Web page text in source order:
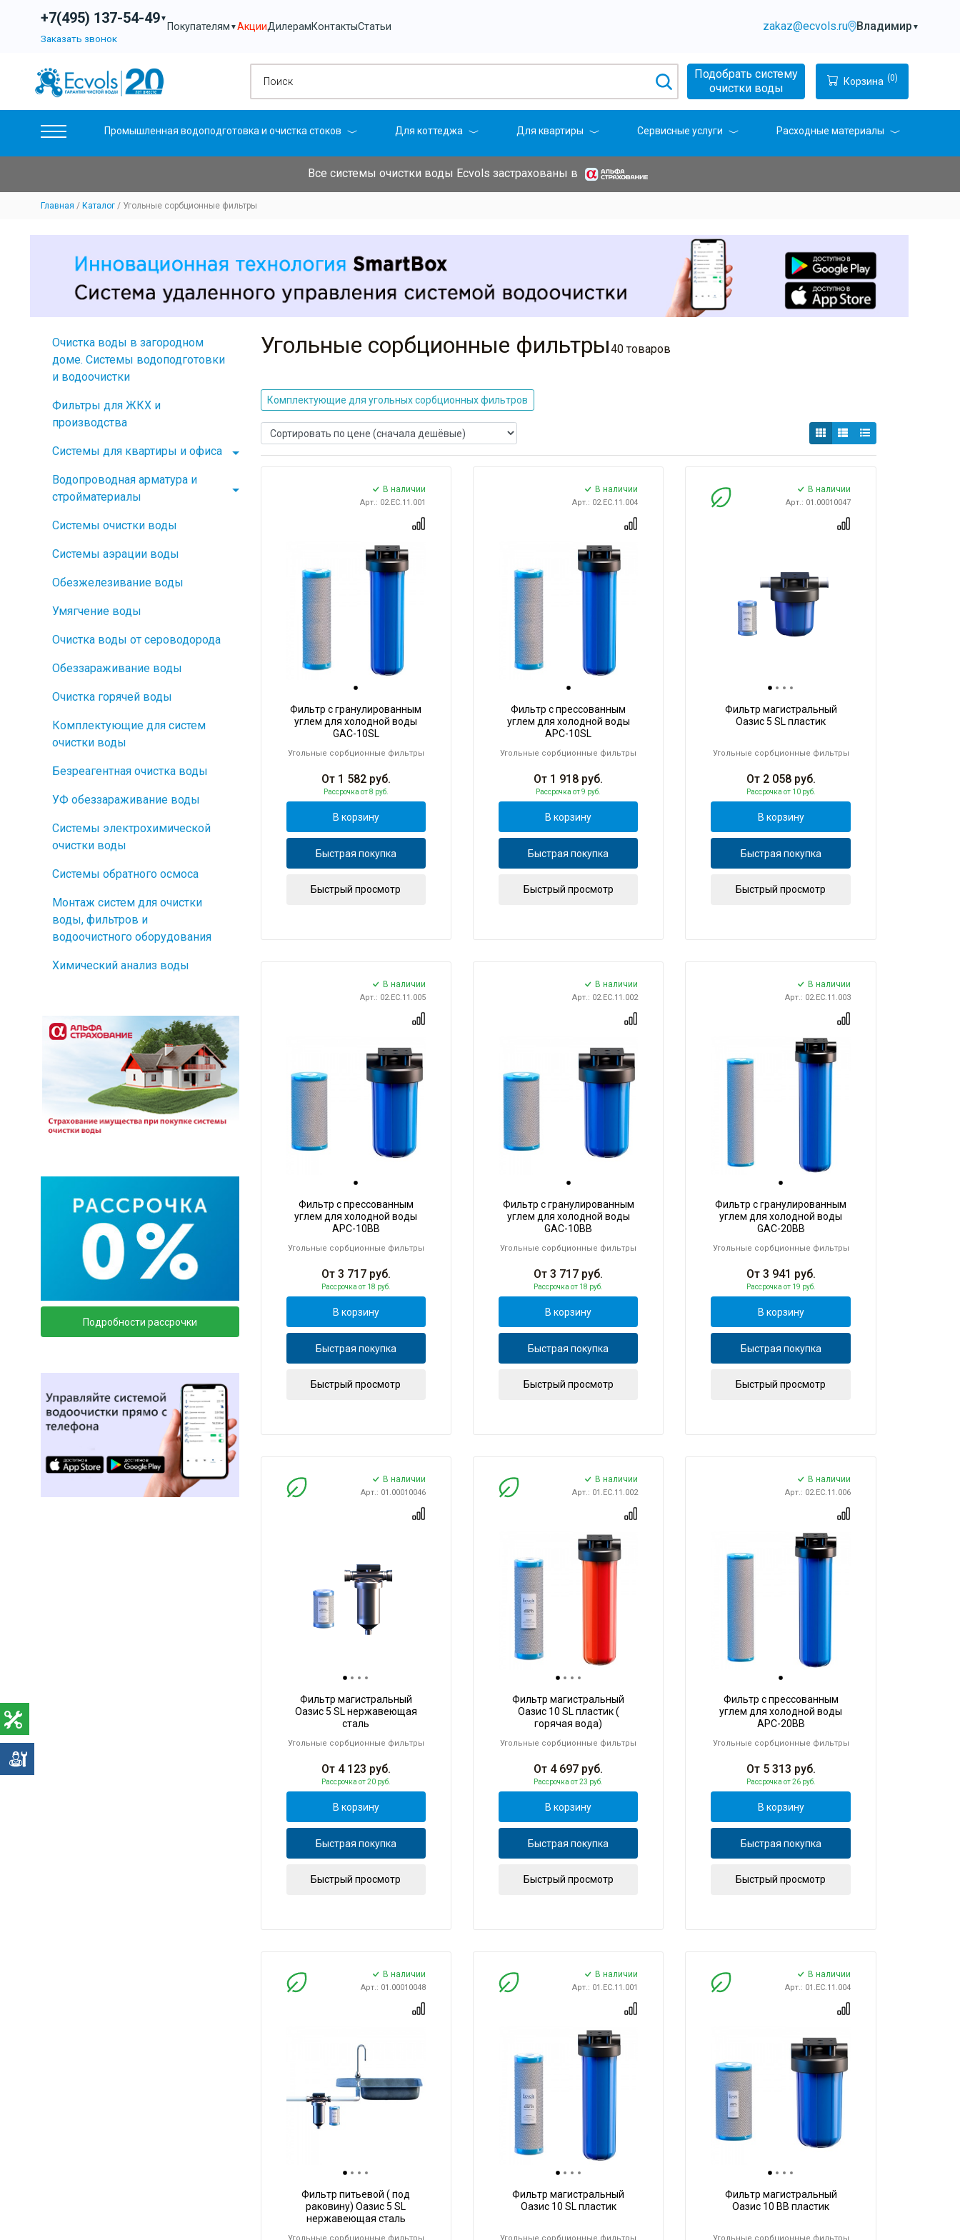
+7(495) 137-54-49▼
Заказать звонок
Покупателям ▼АкцииДилерамКонтактыСтатьи zakaz@ecvols.ru Владимир ▼
Подобрать систему
очистки воды
Корзина (0)
Промышленная водоподготовка и очистка стоков Для коттеджа Для квартиры Сервисные услуги Расходные материалы
Все системы очистки воды Ecvols застрахованы в
Главная Каталог Угольные сорбционные фильтры
Очистка воды в загородном
доме. Системы водоподготовки
и водоочистки
Фильтры для ЖКХ и
производства
Системы для квартиры и офиса
Водопроводная арматура и
стройматериалы
Системы очистки воды
Системы аэрации воды
Обезжелезивание воды
Умягчение воды
Очистка воды от сероводорода
Обеззараживание воды
Очистка горячей воды
Комплектующие для систем
очистки воды
Безреагентная очистка воды
УФ обеззараживание воды
Системы электрохимической
очистки воды
Системы обратного осмоса
Монтаж систем для очистки
воды, фильтров и
водоочистного оборудования
Химический анализ воды
Подробности рассрочки
Угольные сорбционные фильтры40 товаров
Комплектующие для угольных сорбционных фильтров
В наличии
Арт.: 02.ЕС.11.001
Фильтр с гранулированным
углем для холодной воды
GAC-10SL
Угольные сорбционные фильтры
От 1 582руб.
Рассрочка от 8 руб.
В корзину
Быстрая покупка
Быстрый просмотр
В наличии
Арт.: 02.ЕС.11.004
Фильтр с прессованным
углем для холодной воды
APC-10SL
Угольные сорбционные фильтры
От 1 918 руб.
Рассрочкаот 9 руб.
В корзину
Быстрая покупка
Быстрый просмотр
В наличии
Арт.: 01.00010047
Фильтр магистральный
Оазис 5 SL пластик
Угольные сорбционные фильтры
От 2 058руб.
Рассрочка от 10 руб.
В корзину
Быстрая покупка
Быстрый просмотр
В наличии
Арт.: 02.ЕС.11.005
Фильтр с прессованным
углем для холодной воды
АРC-10BB
Угольные сорбционные фильтры
От 3 717руб.
Рассрочка от 18 руб.
В корзину
Быстрая покупка
Быстрый просмотр
В наличии
Арт.: 02.ЕС.11.002
Фильтр с гранулированным
углем для холодной воды
GAC-10BB
Угольные сорбционные фильтры
От3 717 руб.
Рассрочкаот 18 руб.
В корзину
Быстрая покупка
Быстрый просмотр
В наличии
Арт.: 02.ЕС.11.003
Фильтр с гранулированным
углем для холодной воды
GAC-20BB
Угольные сорбционные фильтры
От 3 941 руб.
Рассрочка от 19 руб.
В корзину
Быстрая покупка
Быстрый просмотр
В наличии
Арт.: 01.00010046
Фильтр магистральный
Оазис 5 SL нержавеющая
сталь
Угольные сорбционные фильтры
От 4 123 руб.
Рассрочка от 20 руб.
В корзину
Быстрая покупка
Быстрый просмотр
В наличии
Арт.: 01.ЕС.11.002
Фильтр магистральный
Оазис 10 SL пластик (
горячая вода)
Угольные сорбционные фильтры
От 4 697 руб.
Рассрочкаот 23 руб.
В корзину
Быстрая покупка
Быстрый просмотр
В наличии
Арт.: 02.ЕС.11.006
Фильтр с прессованным
углем для холодной воды
АРC-20BB
Угольные сорбционные фильтры
От 5 313 руб.
Рассрочка от 26 руб.
В корзину
Быстрая покупка
Быстрый просмотр
В наличии
Арт.: 01.00010048
Фильтр питьевой ( под
раковину) Оазис 5 SL
нержавеющая сталь
В наличии
Арт.: 01.ЕС.11.001
Фильтр магистральный
Оазис 10 SL пластик
В наличии
Арт.: 01.ЕС.11.004
Фильтр магистральный
Оазис 10 BB пластик